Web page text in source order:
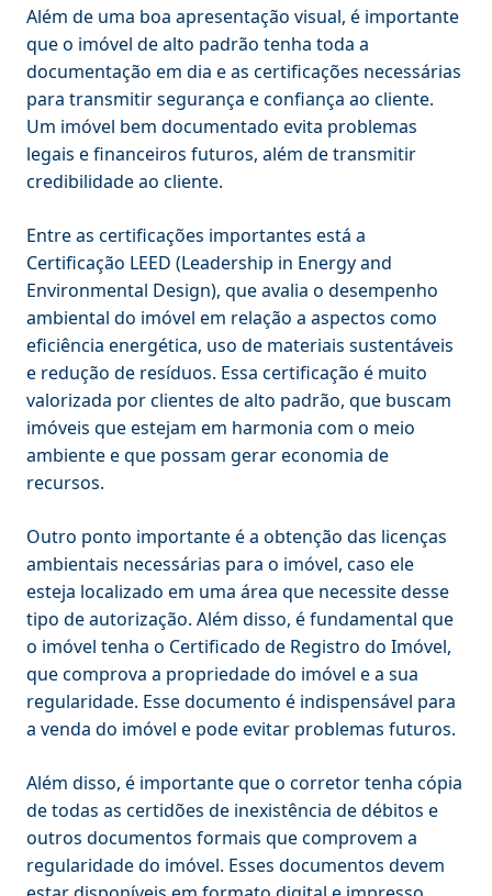
Além de uma boa apresentação visual, é importante
que o imóvel de alto padrão tenha toda a
documentação em dia e as certificações necessárias
para transmitir segurança e confiança ao cliente.
Um imóvel bem documentado evita problemas
legais e financeiros futuros, além de transmitir
credibilidade ao cliente.
Entre as certificações importantes está a
Certificação LEED (Leadership in Energy and
Environmental Design), que avalia o desempenho
ambiental do imóvel em relação a aspectos como
eficiência energética, uso de materiais sustentáveis
e redução de resíduos. Essa certificação é muito
valorizada por clientes de alto padrão, que buscam
imóveis que estejam em harmonia com o meio
ambiente e que possam gerar economia de
recursos.
Outro ponto importante é a obtenção das licenças
ambientais necessárias para o imóvel, caso ele
esteja localizado em uma área que necessite desse
tipo de autorização. Além disso, é fundamental que
o imóvel tenha o Certificado de Registro do Imóvel,
que comprova a propriedade do imóvel e a sua
regularidade. Esse documento é indispensável para
a venda do imóvel e pode evitar problemas futuros.
Além disso, é importante que o corretor tenha cópia
de todas as certidões de inexistência de débitos e
outros documentos formais que comprovem a
regularidade do imóvel. Esses documentos devem